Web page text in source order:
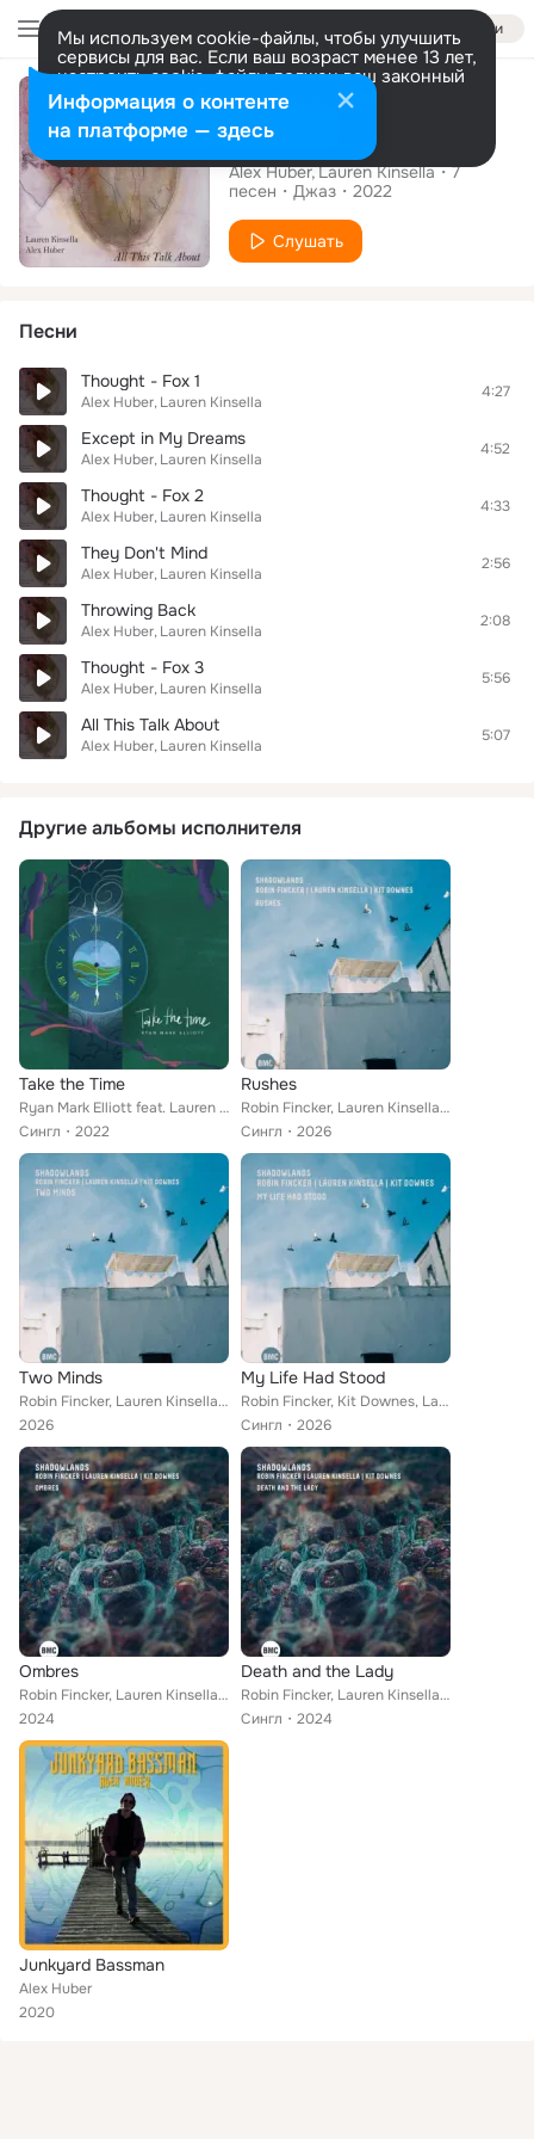
Войти
Мы используем cookie-файлы, чтобы улучшить
сервисы для вас. Если ваш возраст менее 13 лет,
настроить cookie-файлы должен ваш законный
представитель. Больше информации
Разрешить все Настроить
Альбом
All This Talk About
Alex Huber Lauren Kinsella
7
песен
Джаз 2022
Слушать
Песни
Thought - Fox 1
Alex Huber Lauren Kinsella
4:27
Except in My Dreams
Alex Huber Lauren Kinsella
4:52
Thought - Fox 2
Alex Huber Lauren Kinsella
4:33
They Don't Mind
Alex Huber Lauren Kinsella
2:56
Throwing Back
Alex Huber Lauren Kinsella
2:08
Thought - Fox 3
Alex Huber Lauren Kinsella
5:56
All This Talk About
Alex Huber Lauren Kinsella
5:07
Другие альбомы исполнителя
Take the Time
Ryan Mark Elliott feat. Lauren Kinsella
Сингл
2022
Rushes
Robin Fincker, Lauren Kinsella, Kit Downes feat. Shadowlands
Сингл
2026
Two Minds
Robin Fincker, Lauren Kinsella, Kit Downes feat. Shadowlands
2026
My Life Had Stood
Robin Fincker, Kit Downes, Lauren Kinsella feat. Shadowlands
Сингл
2026
Ombres
Robin Fincker, Lauren Kinsella, Kit Downes feat. Shadowlands
2024
Death and the Lady
Robin Fincker, Lauren Kinsella, Kit Downes feat. Shadowlands
Сингл
2024
Junkyard Bassman
Alex Huber
2020
Информация о контенте
на платформе — здесь